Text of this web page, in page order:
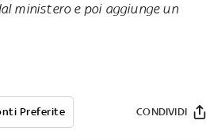
ministero e poi aggiunge un
Preferite CONDIVIDI